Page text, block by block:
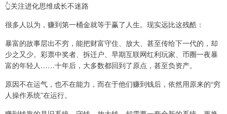
👆关注进化思维成长不迷路
很多人以为，赚到第一桶金就等于赢了人生。现实远比这残酷：
暴富的故事层出不穷，能把财富守住、放大、甚至传给下一代的，却
少之又少。彩票中奖者、拆迁户、早期互联网红利玩家、币圈一夜暴
富的年轻人……十年后，大多数都回到了原点，甚至负资产。
原因不在运气，也不在能力，而在于他们赚到钱后，依然用原来的“穷
人操作系统”在运行。